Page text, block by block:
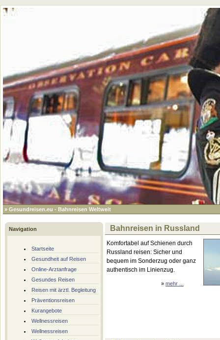
» Gesundreisen.eu - Bahnreisen Weltweit
Navigation
Startseite
Gesundheit auf Reisen
Online-Arztanfrage
Gesundes Reisen
Reisen mit ärztl. Begleitung
Präventionsreisen
Kurangebote
Wellnessreisen
Wellnessreisen
Bahnreisen in Russland
Komfortabel auf Schienen durch
Russland reisen: Sicher und
bequem im Sonderzug oder ganz
authentisch im Linienzug.
» mehr ...